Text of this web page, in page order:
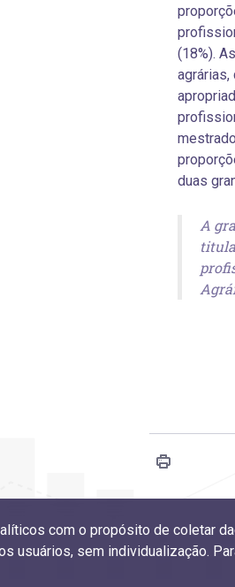
(18%).
agrárias,
duas
A
4.9
com o propósito de coletar
usuários, sem individualização.